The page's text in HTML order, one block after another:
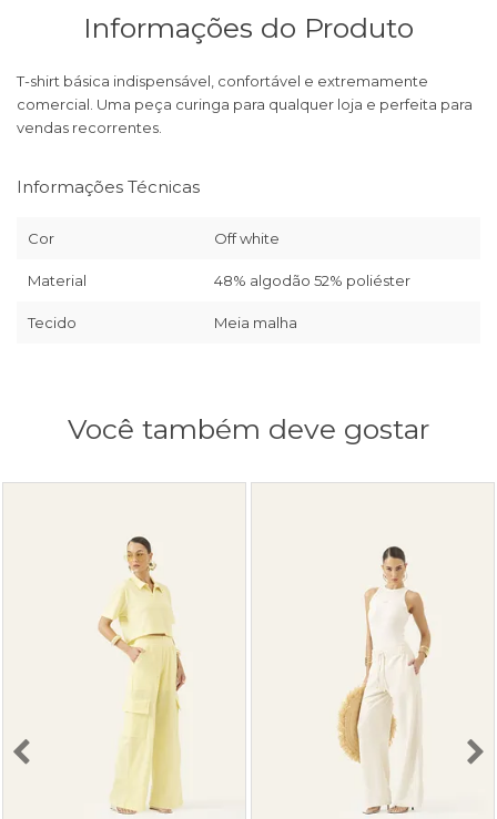
Informações do Produto
T-shirt básica indispensável, confortável e extremamente
comercial. Uma peça curinga para qualquer loja e perfeita para
vendas recorrentes.
Informações Técnicas
Cor Off white
Material 48% algodão 52% poliéster
Tecido Meia malha
Você também deve gostar